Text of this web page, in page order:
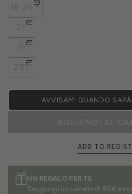
18-24M
2Y
3Y
2.5Y
AVVISAMI QUANDO
AGGIUNGI AL
ADD TO
UN REGALO PER TE
Raggiungi un carrello di 80€ e